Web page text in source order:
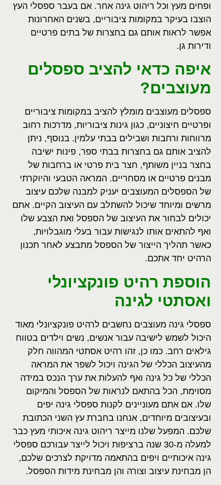
ופחים מעץ וכל ריהוט גינה אחר. אם בעבר ספסלי העץ
הוצבו בעיקר במקומות ציבוריים, בשנים האחרונות
אפשר לראות אותם גם בחצרות של בתים פרטיים
ודירות גן.
איפה כדאי להציב ספסלים
מעוצבים?
ספסלים מעוצבים מומלץ להציב במקומות ציבוריים
ופרטיים חיצוניים, כגון גינות ציבוריות, מדרכות רחוב
מרווחות ורחבות ושבילים בבתי עלמין. בנוסף, ניתן
להציב אותם גם בחצרות בבתי ספר, פינות ישיבה
בחצר בניין משותף, חצר בית פרטי או ברחבות של
מבנים פרטיים או מסחריים. המראה הטבעי והיוקרתי
של הספסלים המעוצבים יעניק למבנה שלכם עיצוב
מרשים ומיוחד שיכול להשתלב עם העיצוב הקיים. אתם
יכולים לבחור את העיצוב של הספסל ואת הצבע שלו
ואף להתאים אותו לנגישות עבור בעלי מוגבלויות,
כאשר תהליך הייצור של הספסל מתבצע לאחר תכנון
הרהיט יחד אתכם.
הוספת רהיט פונקציונלי
ואסתטי לגינה
ספסלי גינה מעוצבים נחשבים לרהיט פונקציונלי מאוד
היכול לשמש לישיבה עבור אנשים, נשים וילדים בטווח
גילאים רחב. כמו כן, זהו רהיט אסתטי המהווה חלק
מהעיצוב הכללי של הגינה ויכול לשפר את המראה
הכללי של כל גינה ואף להעלות את ערך הנכס במידה
מסוימת, הכל בהתאם לנראות של הספסל והמיקום
שלו. אם אתם מעוניינים לקנות ספסלי גינה יפים
ובעיצובים מיוחדים, אנחנו בחברת עץ השני הכתובת
שלכם. המפעל שלנו מייצר ריהוט גינה איכותי מעץ כבר
למעלה מ-30 שנה ברציפות ויכול לייצר עבורכם ספסלי
גינה איכותיים ויפים בהתאמה מדויקת לצרכים שלכם,
הן מבחינת עיצוב וצורה והן מבחינת מידות הספסל.